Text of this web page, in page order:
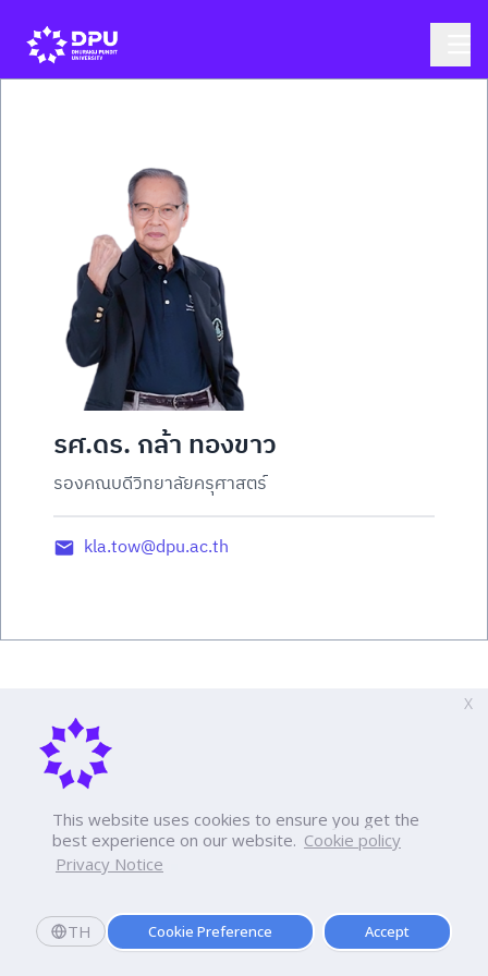
This website uses cookies to ensure you get the
best experience on our website. Cookie policy
Privacy Notice
TH Cookie Preference Accept
X
รศ.ดร. กล้า ทองขาว
รองคณบดีวิทยาลัยครุศาสตร์
kla.tow@dpu.ac.th